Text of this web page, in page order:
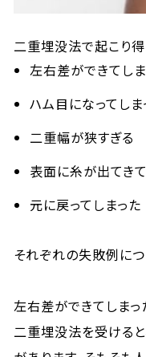
二重埋没法で起こり得
左右差ができてし
ハム目になってしま
二重幅が狭すぎる
表面に糸が出てき
元に戻ってしまった
それぞれの失敗例につ
左右差ができてしまっ
二重埋没法を受ける